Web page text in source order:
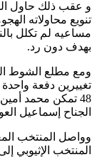
و عقب ذلك حاول
تنويع محاولاته
مساعيه لم تكلل
بهدف دون رد.
ومع مطلع الشوط
تغييرين دفعة
48 تمكن محمد
الجناح إسماعيل
وواصل المنتخب
المنتخب الإثيوبي